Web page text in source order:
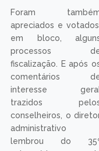
Foram
apreciados e votados,
em bloco,
processos
fiscalização. E após
comentários
interesse
trazidos
conselheiros, o
administrativo
lembrou do